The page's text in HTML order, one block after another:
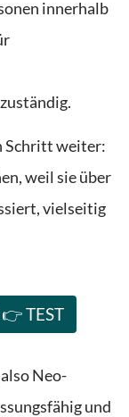
innerhalb
Schritt weiter:
weil sie über
vielseitig
TEST
Neo-
und